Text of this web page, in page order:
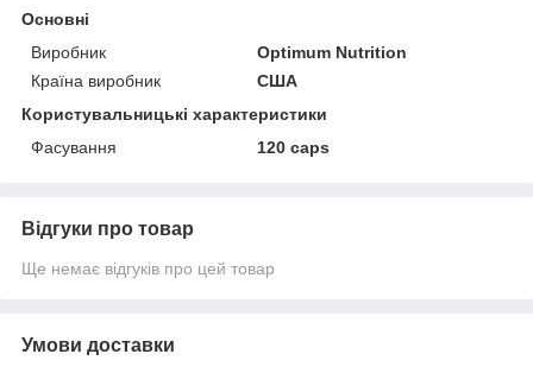
Основні
Виробник
Optimum Nutrition
Країна виробник
США
Користувальницькі характеристики
Фасування
120 caps
Відгуки про товар
Ще немає відгуків про цей товар
Умови доставки